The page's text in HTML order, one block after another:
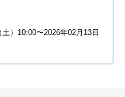
）10:00〜2026年02月13日